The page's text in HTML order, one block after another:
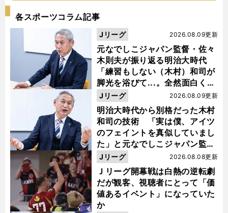
各スポーツコラム記事
元なでしこジャパン監督・佐々
木則夫が振り返る明治大時代
「練習もしない（木村）和司が
脚光を浴びて...。全然面白くな
い４年間でした」
2026.08.09更新
Jリーグ
明治大時代から別格だった木村
和司の技術 「実は僕、アイツ
のフェイントを真似していまし
た」と元なでしこジャパン監
督・佐々木則夫
2026.08.09更新
Jリーグ
Ｊリーグ開幕戦は白熱の逆転劇
だが観客、視聴者にとって「価
値あるイベント」になっていた
か
2026.08.08更新
Jリーグ